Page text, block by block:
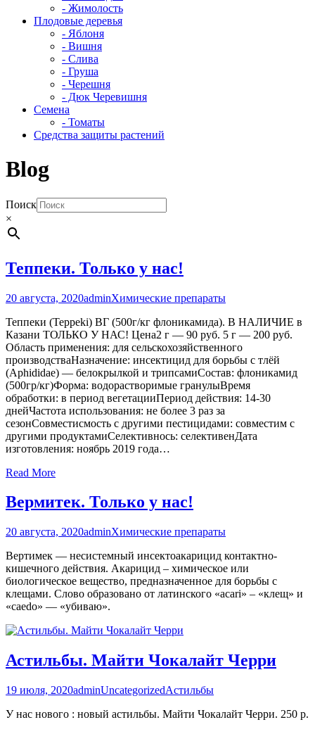
- Жимолость
Плодовые деревья
- Яблоня
- Вишня
- Слива
- Груша
- Черешня
- Дюк Черевишня
Семена
- Томаты
Средства защиты растений
Blog
Поиск
×
Теппеки. Только у нас!
20 августа, 2020adminХимические препараты
Теппеки (Teppeki) ВГ (500г/кг флоникамида). В НАЛИЧИЕ в
Казани ТОЛЬКО У НАС! Цена2 г — 90 руб. 5 г — 200 руб.
Область применения: для сельскохозяйственного
производстваНазначение: инсектицид для борьбы с тлёй
(Aphididae) — белокрылкой и трипсамиСостав: флоникамид
(500гр/кг)Форма: водорастворимые гранулыВремя
обработки: в период вегетацииПериод действия: 14-30
днейЧастота использования: не более 3 раз за
сезонСовместисмость с другими пестицидами: совместим с
другими продуктамиСелективнось: селективенДата
изготовления: ноябрь 2019 года…
Read More
Вермитек. Только у нас!
20 августа, 2020adminХимические препараты
Вертимек — несистемный инсектоакарицид контактно-
кишечного действия. Акарицид – химическое или
биологическое вещество, предназначенное для борьбы с
клещами. Слово образовано от латинского «acari» – «клещ» и
«caedo» — «убиваю».
Астильбы. Майти Чокалайт Черри
19 июля, 2020adminUncategorizedАстильбы
У нас нового : новый астильбы. Майти Чокалайт Черри. 250 р.